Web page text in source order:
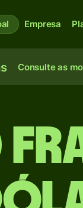
Empresa
Consulte as